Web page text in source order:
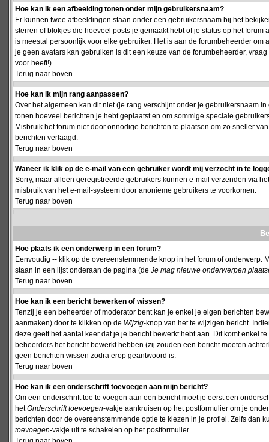
Hoe kan ik een afbeelding tonen onder mijn gebruikersnaam?
Er kunnen twee afbeeldingen staan onder een gebruikersnaam bij het
sterren of blokjes die hoeveel posts je gemaakt hebt of je status op het
is meestal persoonlijk voor elke gebruiker. Het is aan de forumbeheerder
je geen avatars kan gebruiken is dit een keuze van de forumbeheerder,
voor heeft!).
Terug naar boven
Hoe kan ik mijn rang aanpassen?
Over het algemeen kan dit niet (je rang verschijnt onder je gebruikersnaam
tonen hoeveel berichten je hebt geplaatst en om sommige speciale
Misbruik het forum niet door onnodige berichten te plaatsen om zo sneller
berichten verlaagd.
Terug naar boven
Waneer ik klik op de e-mail van een gebruiker wordt mij verzocht in te
Sorry, maar alleen geregistreerde gebruikers kunnen e-mail verzenden via
misbruik van het e-mail-systeem door anonieme gebruikers te voorkomen.
Terug naar boven
Hoe plaats ik een onderwerp in een forum?
Eenvoudig -- klik op de overeenstemmende knop in het forum of
staan in een lijst onderaan de pagina (de Je mag nieuwe onderwerpen
Terug naar boven
Hoe kan ik een bericht bewerken of wissen?
Tenzij je een beheerder of moderator bent kan je enkel je eigen berichten
aanmaken) door te klikken op de Wijzig-knop van het te wijzigen bericht.
deze geeft het aantal keer dat je je bericht bewerkt hebt aan. Dit komt enkel
beheerders het bericht bewerkt hebben (zij zouden een bericht moeten
geen berichten wissen zodra erop geantwoord is.
Terug naar boven
Hoe kan ik een onderschrift toevoegen aan mijn bericht?
Om een onderschrift toe te voegen aan een bericht moet je eerst een
hetOnderschrift toevoegen-vakje aankruisen op het postformulier om je
berichten door de overeenstemmende optie te kiezen in je profiel. Zelfs dan
toevoegen-vakje uit te schakelen op het postformulier.